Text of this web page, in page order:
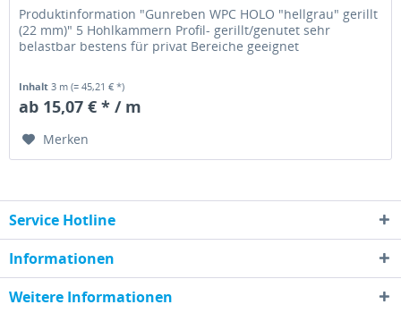
Produktinformation "Gunreben WPC HOLO "hellgrau" gerillt
(22 mm)" 5 Hohlkammern Profil- gerillt/genutet sehr
belastbar bestens für privat Bereiche geeignet
Inhalt3 m(= 45,21 € *)
ab 15,07 € * / m
Merken
Service Hotline
Informationen
Weitere Informationen